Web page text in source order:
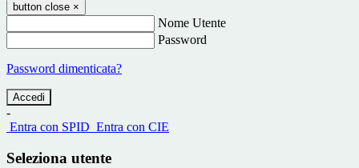
button close ×
Nome Utente
Password
Password dimenticata?
-
Entra con SPID Entra con CIE
Seleziona utente